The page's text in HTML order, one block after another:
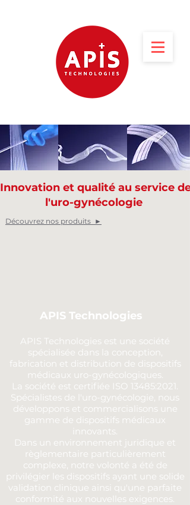
Innovation et qualité au service de
l'uro-gynécologie
Découvrez nos produits ►
APIS Technologies
APIS Technologies est une société
spécialisée dans la conception,
fabrication et distribution de dispositifs
médicaux uro-gynécologiques.
La société est certifiée ISO 13485:2021.
Spécialistes de l'uro-gynécologie, nous
développons et commercialisons une
gamme de dispositifs médicaux
innovants.
Dans un environnement juridique et
règlementaire particulièrement
complexe, notre volonté a été de
privilégier les dispositifs ayant une solide
validation clinique ainsi qu'une parfaite
conformité aux nouvelles exigences.